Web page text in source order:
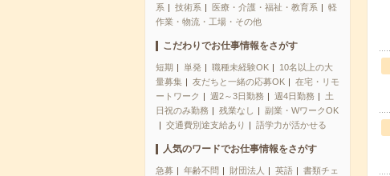
系
技術系 医療・介護・福祉・教育系
軽
作業・物流・工場・その他
こだわりでお仕事情報をさがす
短期 単発 職種未経験OK
10名以上の大
量募集
友だちと一緒の応募OK
在宅・リモ
ートワーク
週2～3日勤務 週4日勤務
土
日祝のみ勤務
残業なし
副業・WワークOK
交通費別途支給あり
語学力が活かせる
人気のワードでお仕事情報をさがす
急募 年齢不問 財団法人 英語
書類チェ